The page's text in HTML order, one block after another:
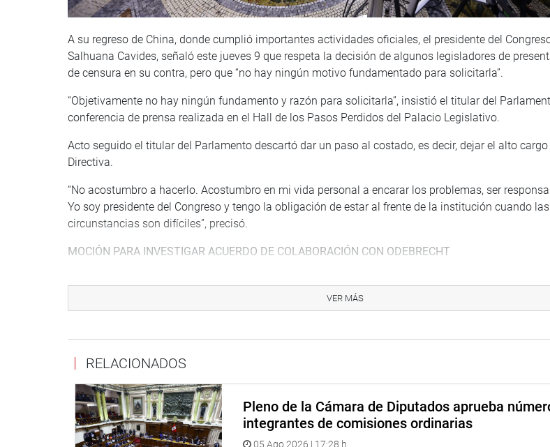
A su regreso de China, donde cumplió importantes actividades oficiales, el presidente del
Salhuana Cavides, señaló este jueves 9 que respeta la decisión de algunos legisladores de
de censura en su contra, pero que “no hay ningún motivo fundamentado para solicitarla”.
“Objetivamente no hay ningún fundamento y razón para solicitarla”, insistió el titular del
conferencia de prensa realizada en el Hall de los Pasos Perdidos del Palacio Legislativo.
Acto seguido el titular del Parlamento descartó dar un paso al costado, es decir, dejar el alto
Directiva.
“No acostumbro a hacerlo. Acostumbro en mi vida personal a encarar los problemas, ser
Yo soy presidente del Congreso y tengo la obligación de estar al frente de la institución cuando las
circunstancias son difíciles”, precisó.
MOCIÓN PARA INVESTIGAR ACUERDO DE COLABORACIÓN CON ODEBRECHT
una comisión investigadora multipartidaria del acuerdo de colaboración eficaz con la empresa
Odebrecht. Anunció que apoyará esa solicitud.
“Respaldo plenamente la presentación de esa moción. Este es un tema que está pasando
que estamos abocados al tema del Congreso de la República. Los titulares, el interés de la prensa,
legítimo, pero paralelo a eso está el tema Odebrecht y los responsables de esta corrupción que ha
economía del país están pasando desapercibidos. Hago una llamada de atención a ese tema”,
INDAGACIONES
VER MÁS
RELACIONADOS
Pleno de la Cámara de Diputados aprueba
integrantes de comisiones ordinarias
05 Ago 2026 | 17:28 h